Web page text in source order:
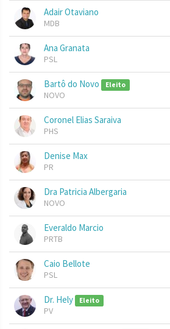
Adair Otaviano
MDB
Ana Granata
PSL
Bartô do Novo Eleito
NOVO
Coronel Elias Saraiva
PHS
Denise Max
PR
Dra Patricia Albergaria
NOVO
Everaldo Marcio
PRTB
Caio Bellote
PSL
Dr. Hely Eleito
PV